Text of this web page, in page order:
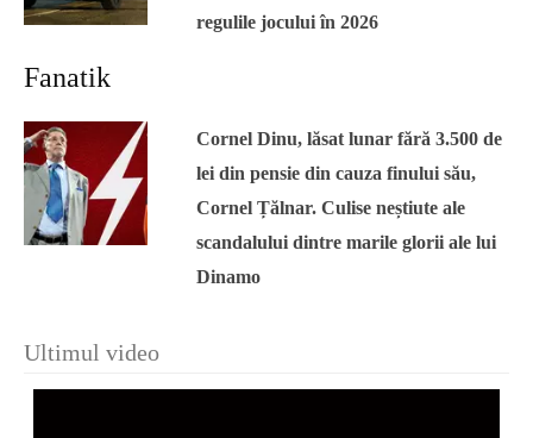
regulile jocului în 2026
Fanatik
Cornel Dinu, lăsat lunar fără 3.500 de
lei din pensie din cauza finului său,
Cornel Țălnar. Culise neștiute ale
scandalului dintre marile glorii ale lui
Dinamo
Ultimul video